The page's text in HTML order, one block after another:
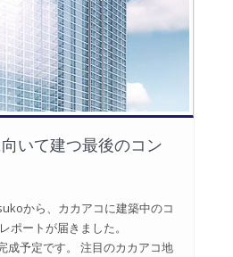
いて建つ最後のコン
から、カカアコに建築中のコ
ポートが届きました。
成予定です。 注目のカカアコ地